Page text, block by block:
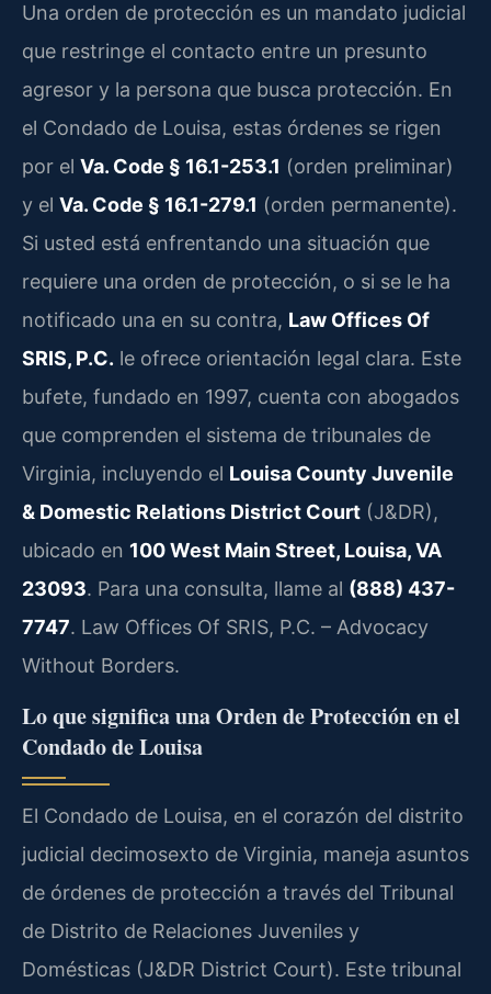
Una orden de protección es un mandato judicial
que restringe el contacto entre un presunto
agresor y la persona que busca protección. En
el Condado de Louisa, estas órdenes se rigen
por el Va. Code § 16.1-253.1 (orden preliminar)
y el Va. Code § 16.1-279.1 (orden permanente).
Si usted está enfrentando una situación que
requiere una orden de protección, o si se le ha
notificado una en su contra, Law Offices Of
SRIS, P.C. le ofrece orientación legal clara. Este
bufete, fundado en 1997, cuenta con abogados
que comprenden el sistema de tribunales de
Virginia, incluyendo el Louisa County Juvenile
& Domestic Relations District Court (J&DR),
ubicado en 100 West Main Street, Louisa, VA
23093. Para una consulta, llame al (888) 437-
7747. Law Offices Of SRIS, P.C. – Advocacy
Without Borders.
Lo que significa una Orden de Protección en el
Condado de Louisa
El Condado de Louisa, en el corazón del distrito
judicial decimosexto de Virginia, maneja asuntos
de órdenes de protección a través del Tribunal
de Distrito de Relaciones Juveniles y
Domésticas (J&DR District Court). Este tribunal